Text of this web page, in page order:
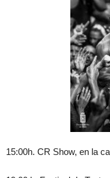
15:00h. CR Show, en la